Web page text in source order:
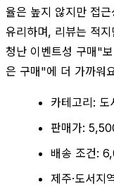
율은 높지 않지만 접
유리하며, 리뷰는 적
청난 이벤트성 구매"
은 구매"에 더 가까워
카테고리:
판매가:
배송 조건:
제주·도서지